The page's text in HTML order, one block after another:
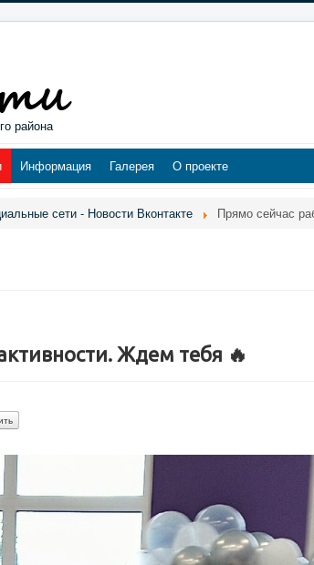
района
Информация Галерея О проекте
сети - Новости Вконтакте Прямо сейчас
Ждем тебя 🔥